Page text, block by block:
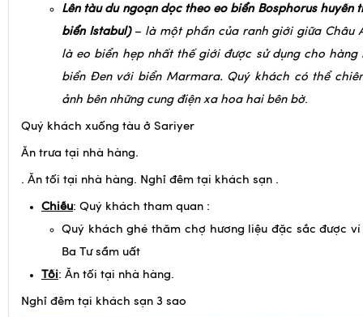
Lên tàu du ngoạn dọc theo eo biển Bosphorus huyền
biển Istabul) – là một phần của ranh giới giữa Châu
là eo biển hẹp nhất thế giới được sử dụng cho
biển Đen với biển Marmara. Quý khách có thể
ảnh bên những cung điện xa hoa hai bên bờ.
Quý khách xuống tàu ở Sariyer
Ăn trưa tại nhà hàng.
. Ăn tối tại nhà hàng. Nghỉ đêm tại khách sạn .
Chiều: Quý khách tham quan :
Quý khách ghé thăm chợ hương liệu đặc sắc được
Ba Tư sầm uất
Tối: Ăn tối tại nhà hàng.
Nghỉ đêm tại khách sạn 3 sao